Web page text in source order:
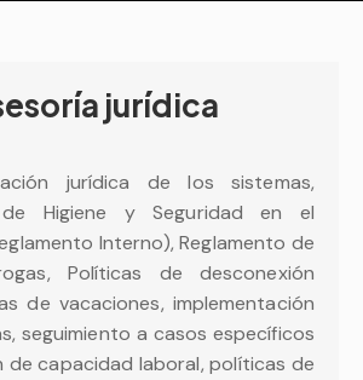
jurídica
jurídica de los sistemas,
de Higiene y Seguridad en el
Interno), Reglamento de
Políticas de desconexión
de vacaciones, implementación
seguimiento a casos específicos
de capacidad laboral, políticas de